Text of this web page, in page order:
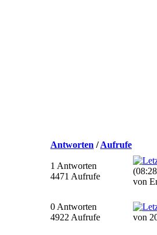
Antworten /Aufrufe
1 Antworten
4471 Aufrufe
von
0 Antworten
4922 Aufrufe
von